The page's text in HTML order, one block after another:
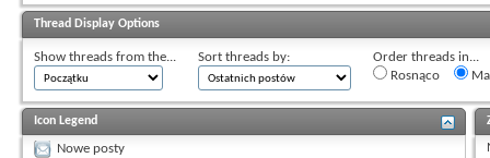
Thread Display Options
Show threads from the... Sort threads by:
Order threads in...
Rosnąco
Icon Legend
Nowe posty